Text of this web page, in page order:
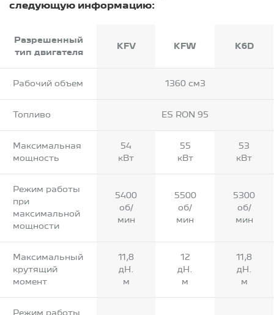
следующую информацию:
Разрешенный
тип двигателя
KFV KFW K6D
Рабочий объем 1360 см3
Топливо ES RON 95
Максимальная
мощность
54
кВт
55
кВт
53
кВт
Режим работы
при
максимальной
мощности
5400
об/
мин
5500
об/
мин
5300
об/
мин
Максимальный
крутящий
момент
11,8
дН.
м
12
дН.
м
11,8
дН.
м
Режим работы